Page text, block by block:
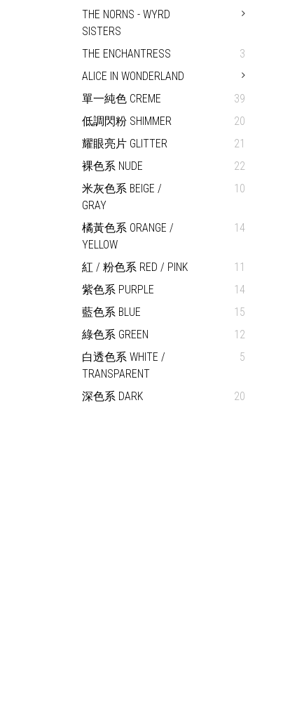
THE NORNS - WYRD
SISTERS
THE ENCHANTRESS
3
ALICE IN WONDERLAND
單一純色 CREME
39
低調閃粉 SHIMMER
20
耀眼亮片 GLITTER
21
裸色系 NUDE
22
米灰色系 BEIGE /
GRAY
10
橘黃色系 ORANGE /
YELLOW
14
紅 / 粉色系 RED / PINK
11
紫色系 PURPLE
14
藍色系 BLUE
15
綠色系 GREEN
12
白透色系 WHITE /
TRANSPARENT
5
深色系 DARK 20